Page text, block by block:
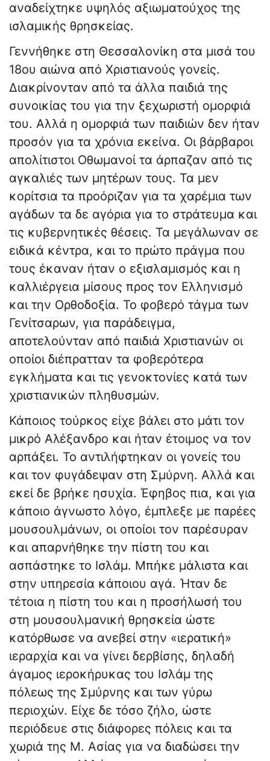
αναδείχτηκε υψηλός αξιωματούχος της
ισλαμικής θρησκείας.
Γεννήθηκε στη Θεσσαλονίκη στα μισά του
18ου αιώνα από Χριστιανούς γονείς.
Διακρίνονταν από τα άλλα παιδιά της
συνοικίας του για την ξεχωριστή ομορφιά
του. Αλλά η ομορφιά των παιδιών δεν ήταν
προσόν για τα χρόνια εκείνα. Οι βάρβαροι
απολίτιστοι Οθωμανοί τα άρπαζαν από τις
αγκαλιές των μητέρων τους. Τα μεν
κορίτσια τα προόριζαν για τα χαρέμια των
αγάδων τα δε αγόρια για το στράτευμα και
τις κυβερνητικές θέσεις. Τα μεγάλωναν σε
ειδικά κέντρα, και το πρώτο πράγμα που
τους έκαναν ήταν ο εξισλαμισμός και η
καλλιέργεια μίσους προς τον Ελληνισμό
και την Ορθοδοξία. Το φοβερό τάγμα των
Γενίτσαρων, για παράδειγμα,
αποτελούνταν από παιδιά Χριστιανών οι
οποίοι διέπρατταν τα φοβερότερα
εγκλήματα και τις γενοκτονίες κατά των
χριστιανικών πληθυσμών.
Κάποιος τούρκος είχε βάλει στο μάτι τον
μικρό Αλέξανδρο και ήταν έτοιμος να τον
αρπάξει. Το αντιλήφτηκαν οι γονείς του
και τον φυγάδεψαν στη Σμύρνη. Αλλά και
εκεί δε βρήκε ησυχία. Έφηβος πια, και για
κάποιο άγνωστο λόγο, έμπλεξε με παρέες
μουσουλμάνων, οι οποίοι τον παρέσυραν
και απαρνήθηκε την πίστη του και
ασπάστηκε το Ισλάμ. Μπήκε μάλιστα και
στην υπηρεσία κάποιου αγά. Ήταν δε
τέτοια η πίστη του και η προσήλωσή του
στη μουσουλμανική θρησκεία ώστε
κατόρθωσε να ανεβεί στην «ιερατική»
ιεραρχία και να γίνει δερβίσης, δηλαδή
άγαμος ιεροκήρυκας του Ισλάμ της
πόλεως της Σμύρνης και των γύρω
περιοχών. Είχε δε τόσο ζήλο, ώστε
περιόδευε στις διάφορες πόλεις και τα
χωριά της Μ. Ασίας για να διαδώσει την